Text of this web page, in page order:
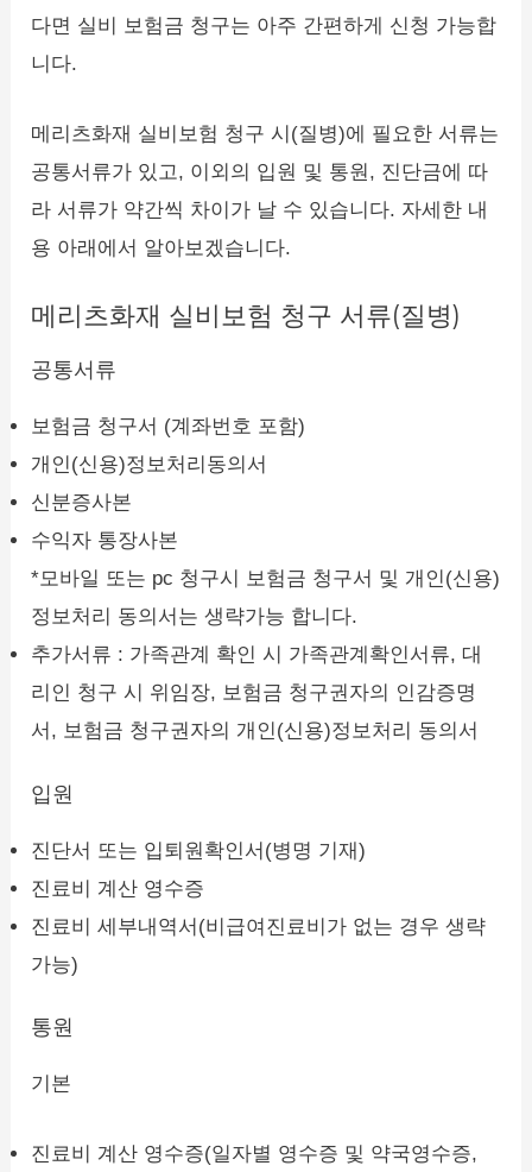
다면 실비 보험금 청구는 아주 간편하게 신청 가능합
니다.
메리츠화재 실비보험 청구 시(질병)에 필요한 서류는
공통서류가 있고, 이외의 입원 및 통원, 진단금에 따
라 서류가 약간씩 차이가 날 수 있습니다. 자세한 내
용 아래에서 알아보겠습니다.
메리츠화재 실비보험 청구 서류(질병)
공통서류
보험금 청구서 (계좌번호 포함)
개인(신용)정보처리동의서
신분증사본
수익자 통장사본
*모바일 또는 pc 청구시 보험금 청구서 및 개인(신용)
정보처리 동의서는 생략가능 합니다.
추가서류 : 가족관계 확인 시 가족관계확인서류, 대
리인 청구 시 위임장, 보험금 청구권자의 인감증명
서, 보험금 청구권자의 개인(신용)정보처리 동의서
입원
진단서 또는 입퇴원확인서(병명 기재)
진료비 계산 영수증
진료비 세부내역서(비급여진료비가 없는 경우 생략
가능)
통원
기본
진료비 계산 영수증(일자별 영수증 및 약국영수증,